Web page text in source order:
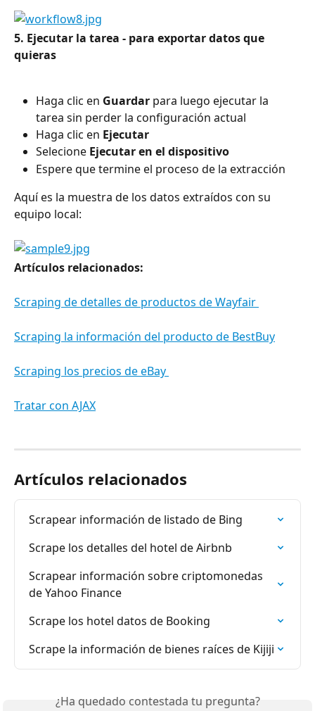
5. Ejecutar la tarea - para exportar datos que
quieras
Haga clic en Guardar para luego ejecutar la
tarea sin perder la configuración actual
Haga clic en Ejecutar
Selecione Ejecutar en el dispositivo
Espere que termine el proceso de la extracción
Aquí es la muestra de los datos extraídos con su
equipo local:
Artículos relacionados:
Scraping de detalles de productos de Wayfair
Scraping la información del producto de BestBuy
Scraping los precios de eBay
Tratar con AJAX
Artículos relacionados
Scrapear información de listado de Bing
Scrape los detalles del hotel de Airbnb
Scrapear información sobre criptomonedas
de Yahoo Finance
Scrape los hotel datos de Booking
Scrape la información de bienes raíces de Kijiji
¿Ha quedado contestada tu pregunta?